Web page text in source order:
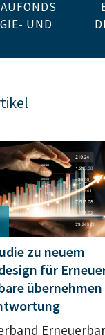
UND
zu neuem
für
übernehmen